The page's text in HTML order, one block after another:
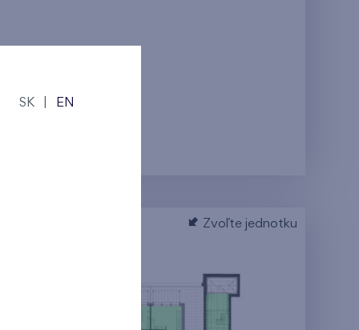
Zvoľte jednotku
SK EN